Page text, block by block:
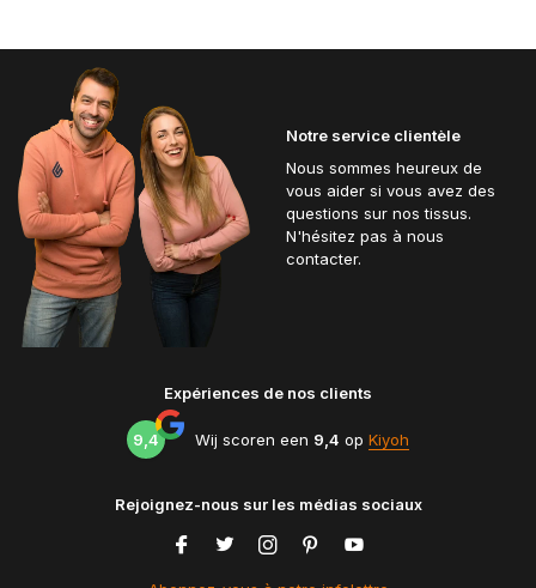
Notre service clientèle
Nous sommes heureux de
vous aider si vous avez des
questions sur nos tissus.
N'hésitez pas à nous
contacter.
Expériences de nos clients
9,4 Wij scoren een 9,4 op Kiyoh
Rejoignez-nous sur les médias sociaux